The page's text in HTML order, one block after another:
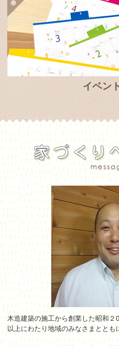
イベント
木造建築の施工から創業した昭和
以上にわたり地域のみなさまととも